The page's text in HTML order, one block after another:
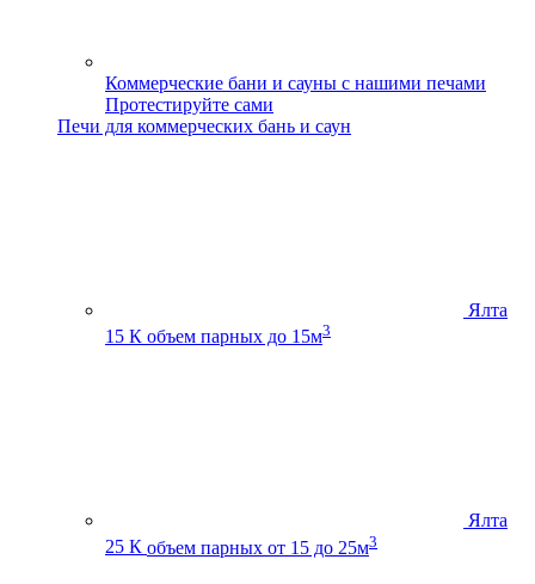
Коммерческие бани и сауны с нашими печами
Протестируйте сами
Печи для коммерческих бань и саун
Ялта
15 К объем парных до 15м3
Ялта
25 К объем парных от 15 до 25м3